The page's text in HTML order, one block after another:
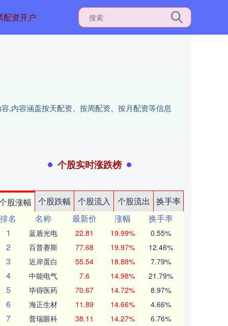
配资开户
,内容涵盖按天配资、按周配资、按月配资等信息
个股实时涨跌榜
股涨幅 个股跌幅 个股流入 个股流出
换手率
排名
名称 最新价 涨幅
换手率
1
蓝盾光电 22.81 19.99% 0.55%
2 百普赛斯 77.68 19.97% 12.46%
3 近岸蛋白 55.54 18.88% 7.79%
4 中能电气 7.6 14.98% 21.79%
5 毕得医药 70.67 14.72% 8.97%
6 海正生材 11.89 14.66% 4.66%
7 普瑞眼科 38.11 14.27% 6.76%